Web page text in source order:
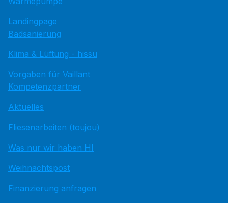
Landingpage
Badsanierung
Klima & Lüftung - hissu
Vorgaben für Vaillant
Kompetenzpartner
Aktuelles
Fliesenarbeiten (toujou)
Was nur wir haben HI
Weihnachtspost
Finanzierung anfragen